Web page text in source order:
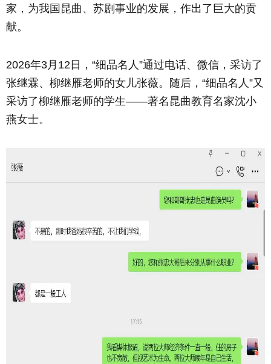
家，为我国昆曲、苏剧事业的发展，作出了巨大的贡
献。
2026年3月12日，“细品名人”通过电话、微信，采访了
张继霖、柳继雁老师的女儿张薇。随后，“细品名人”又
采访了柳继雁老师的学生——著名昆曲教育名家沈小
燕女士。